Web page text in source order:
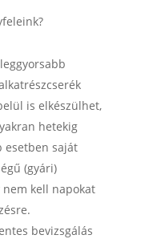
is elkészülhet,
hetekig
esetben saját
(gyári)
nem kell napokat
bevizsgálás